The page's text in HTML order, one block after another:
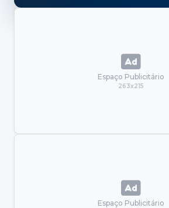
Espaço Publicitário
263x215
Espaço Publicitário